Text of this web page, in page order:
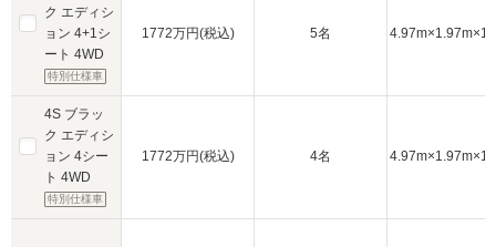
ク エディシ
ョン 4+1シ
ート 4WD
特別仕様車
4S ブラッ
ク エディシ
ョン 4シー
ト 4WD
特別仕様車
1772万円(税込) 5名
1772万円(税込) 4名